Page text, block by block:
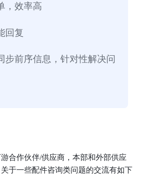
，效率高
回复
步前序信息，针对性解决问
合作伙伴/供应商，本部和外部供应
于一些配件咨询类问题的交流有如下